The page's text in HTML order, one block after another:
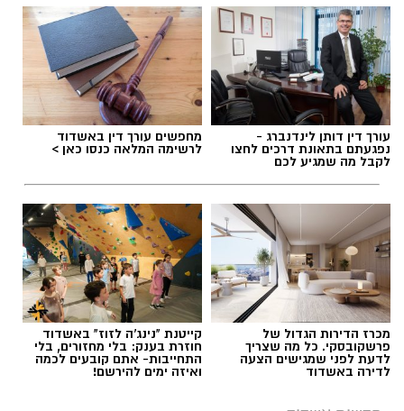
חוף לידו (משפחות) – מתקני ספורט ושעשועים,
לציוד גלישה. בכל יום רביעי שוק אשדוד. מחוף לידו
יוצא המדרחוף דגל אדום
חוף אורנים(משפחות) מתקני ספורט ושעשועים.
בית קפה/מסעדה פתוחים על החוף. פודטראקדגל
אדום
להאזנה לתוכן:
עופר אשטוקר / 18:24 07.08.26
תגים:התהפכות רייזר באשדוד
עורך דין דותן לינדנברג -
נפגעתם בתאונת דרכים לחצו
לקבל מה שמגיע לכם
מחפשים עורך דין באשדוד
לרשימה המלאה כנסו כאן >
מכרז הדירות הגדול של
פרשקובסקי. כל מה שצריך
לדעת לפני שמגישים הצעה
לדירה באשדוד
קייטנת "נינג'ה לזוז" באשדוד
חוזרת בענק: בלי מחזורים, בלי
התחייבות- אתם קובעים לכמה
ואיזה ימים להירשם!